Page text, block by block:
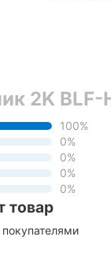
2K BLF-
100%
0%
0%
0%
0%
товар